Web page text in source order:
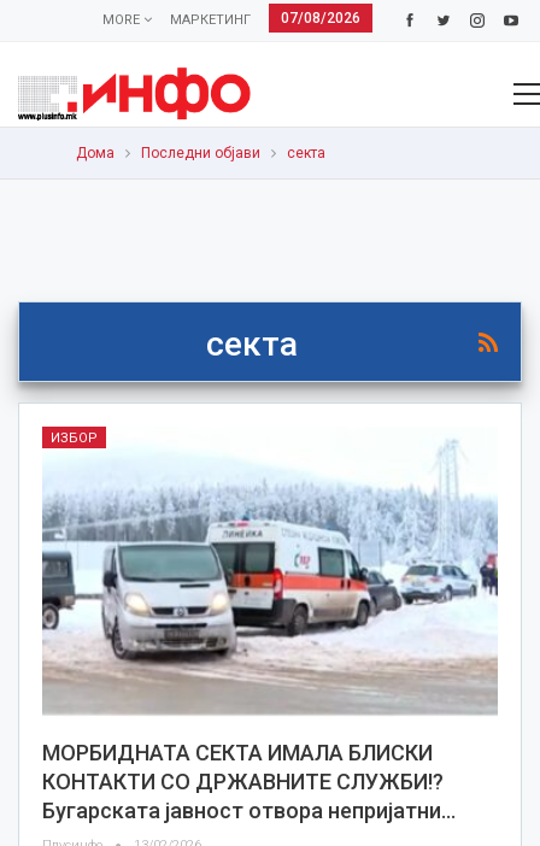
07/08/2026
МАРКЕТИНГ
MORE
Дома Последни објави секта
секта
ИЗБОР
МОРБИДНАТА СЕКТА ИМАЛА БЛИСКИ
КОНТАКТИ СО ДРЖАВНИТЕ СЛУЖБИ!?
Бугарската јавност отвора непријатни…